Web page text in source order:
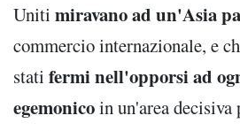
Uniti miravano ad un'Asia
commercio internazionale, e
stati fermi nell'opporsi ad
egemonicoin un'area